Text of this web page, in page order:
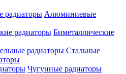
Алюминиевые
Биметаллические
Стальные
Чугунные радиаторы